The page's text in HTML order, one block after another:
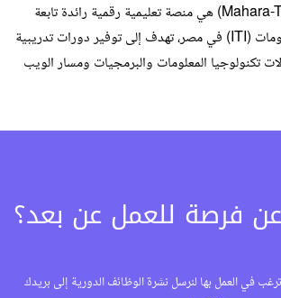
منصة مهارة-تك (Mahara-Tech) هي منصة تعليمية رقمية رائدة تابعة
لمعهد تكنولوجيا المعلومات (ITI) في مصر، تهدف إلى توفير دورات تدريبية
تكنولوجيا المعلومات والبرمجيات ومسار الويب
فرصة للعمل عن بعد؟
في العمل بها لنرسل نشرة الوظائف الدورية إلى بريدك